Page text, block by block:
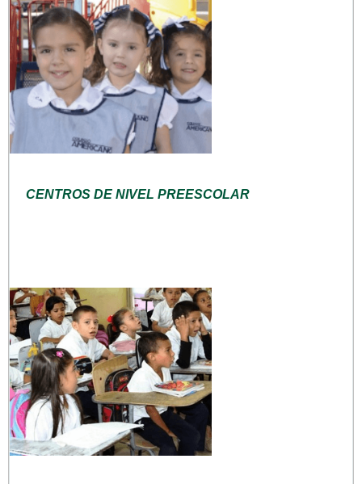
CENTROS DE NIVEL PREESCOLAR